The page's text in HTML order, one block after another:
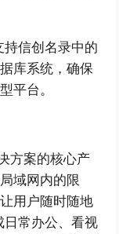
信创名录中的
库系统，确保
平台。
方案的核心产
域网内的限
用户随时随地
常办公、看视